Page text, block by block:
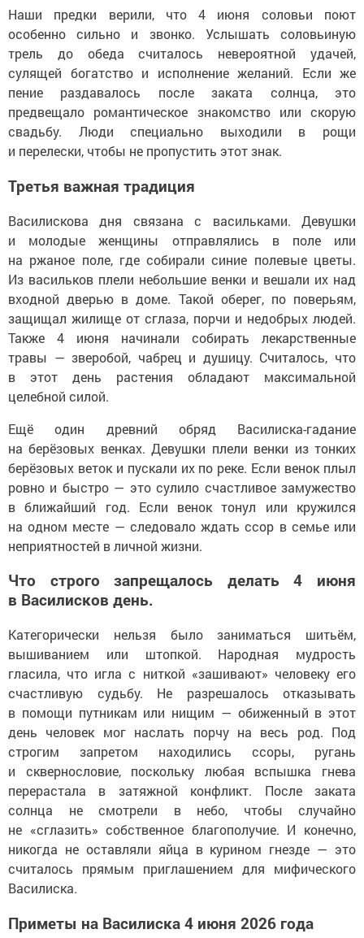
Наши предки верили, что 4 июня соловьи поют
особенно сильно и звонко. Услышать соловьиную
трель до обеда считалось невероятной удачей,
сулящей богатство и исполнение желаний. Если же
пение раздавалось после заката солнца, это
предвещало романтическое знакомство или скорую
свадьбу. Люди специально выходили в рощи
и перелески, чтобы не пропустить этот знак.
Третья важная традиция
Василискова дня связана с васильками. Девушки
и молодые женщины отправлялись в поле или
на ржаное поле, где собирали синие полевые цветы.
Из васильков плели небольшие венки и вешали их над
входной дверью в доме. Такой оберег, по поверьям,
защищал жилище от сглаза, порчи и недобрых людей.
Также 4 июня начинали собирать лекарственные
травы — зверобой, чабрец и душицу. Считалось, что
в этот день растения обладают максимальной
целебной силой.
Ещё один древний обряд Василиска-гадание
на берёзовых венках. Девушки плели венки из тонких
берёзовых веток и пускали их по реке. Если венок плыл
ровно и быстро — это сулило счастливое замужество
в ближайший год. Если венок тонул или кружился
на одном месте — следовало ждать ссор в семье или
неприятностей в личной жизни.
Что строго запрещалось делать 4 июня
в Василисков день.
Категорически нельзя было заниматься шитьём,
вышиванием или штопкой. Народная мудрость
гласила, что игла с ниткой «зашивают» человеку его
счастливую судьбу. Не разрешалось отказывать
в помощи путникам или нищим — обиженный в этот
день человек мог наслать порчу на весь род. Под
строгим запретом находились ссоры, ругань
и сквернословие, поскольку любая вспышка гнева
перерастала в затяжной конфликт. После заката
солнца не смотрели в небо, чтобы случайно
не «сглазить» собственное благополучие. И конечно,
никогда не оставляли яйца в курином гнезде — это
считалось прямым приглашением для мифического
Василиска.
Приметы на Василиска 4 июня 2026 года